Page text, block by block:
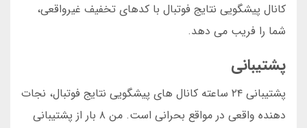
کانال پیشگویی نتایج فوتبال با کدهای تخفیف غیرواقعی،
شما را فریب می دهد.
پشتیبانی
پشتیبانی ۲۴ ساعته کانال های پیشگویی نتایج فوتبال، نجات
دهنده واقعی در مواقع بحرانی است. من ۸ بار از پشتیبانی